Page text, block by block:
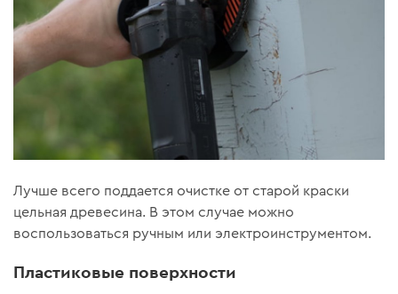
Лучше всего поддается очистке от старой краски
цельная древесина. В этом случае можно
воспользоваться ручным или электроинструментом.
Пластиковые поверхности